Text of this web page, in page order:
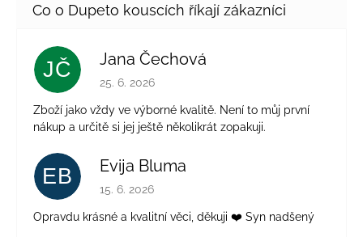
JČ Jana Čechová
Hodnocení obchodu je 5 z 5 hvězdiček.
25. 6. 2026
Zboží jako vždy ve výborné kvalitě. Není to můj první
nákup a určitě si jej ještě několikrát zopakuji.
EB Evija Bluma
Hodnocení obchodu je 5 z 5 hvězdiček.
15. 6. 2026
Opravdu krásné a kvalitní věci, děkuji ❤️ Syn nadšený